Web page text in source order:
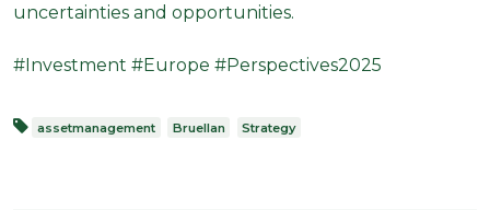
uncertainties and opportunities.
#Investment #Europe #Perspectives2025
assetmanagement Bruellan Strategy